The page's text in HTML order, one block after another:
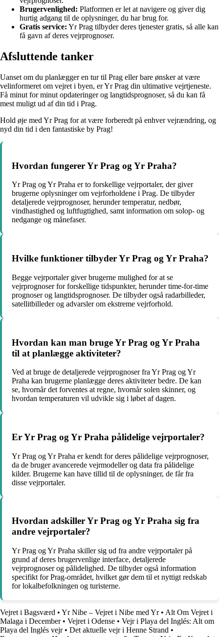
Brugervenlighed: Platformen er let at navigere og giver dig
hurtig adgang til de oplysninger, du har brug for.
Gratis service: Yr Prag tilbyder deres tjenester gratis, så alle kan
få gavn af deres vejrprognoser.
Afsluttende tanker
Uanset om du planlægger en tur til Prag eller bare ønsker at være
velinformeret om vejret i byen, er Yr Prag din ultimative vejrtjeneste.
Få minut for minut opdateringer og langtidsprognoser, så du kan få
mest muligt ud af din tid i Prag.
Hold øje med Yr Prag for at være forberedt på enhver vejrændring, og
nyd din tid i den fantastiske by Prag!
Hvordan fungerer Yr Prag og Yr Praha?
Yr Prag og Yr Praha er to forskellige vejrportaler, der giver
brugerne oplysninger om vejrforholdene i Prag. De tilbyder
detaljerede vejrprognoser, herunder temperatur, nedbør,
vindhastighed og luftfugtighed, samt information om solop- og
nedgange og månefaser.
Hvilke funktioner tilbyder Yr Prag og Yr Praha?
Begge vejrportaler giver brugerne mulighed for at se
vejrprognoser for forskellige tidspunkter, herunder time-for-time
prognoser og langtidsprognoser. De tilbyder også radarbilleder,
satellitbilleder og advarsler om ekstreme vejrforhold.
Hvordan kan man bruge Yr Prag og Yr Praha
til at planlægge aktiviteter?
Ved at bruge de detaljerede vejrprognoser fra Yr Prag og Yr
Praha kan brugerne planlægge deres aktiviteter bedre. De kan
se, hvornår det forventes at regne, hvornår solen skinner, og
hvordan temperaturen vil udvikle sig i løbet af dagen.
Er Yr Prag og Yr Praha pålidelige vejrportaler?
Yr Prag og Yr Praha er kendt for deres pålidelige vejrprognoser,
da de bruger avancerede vejrmodeller og data fra pålidelige
kilder. Brugerne kan have tillid til de oplysninger, de får fra
disse vejrportaler.
Hvordan adskiller Yr Prag og Yr Praha sig fra
andre vejrportaler?
Yr Prag og Yr Praha skiller sig ud fra andre vejrportaler på
grund af deres brugervenlige interface, detaljerede
vejrprognoser og pålidelighed. De tilbyder også information
specifikt for Prag-området, hvilket gør dem til et nyttigt redskab
for lokalbefolkningen og turisterne.
Vejret i Bagsværd • Yr Nibe – Vejret i Nibe med Yr• Alt Om Vejret i
Malaga i December• Vejret i Odense • Vejr i Playa del Inglés: Alt om
Playa del Inglés vejr• Det aktuelle vejr i Henne Strand •